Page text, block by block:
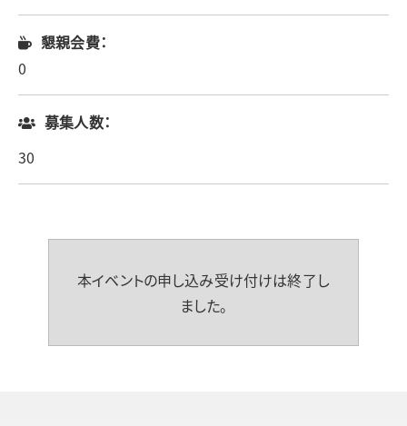
懇親会費：
0
募集人数：
30
本イベントの申し込み受け付けは終了し
ました。